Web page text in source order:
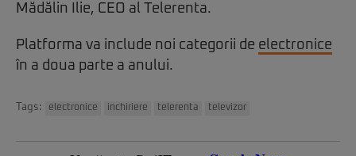
Mădălin Ilie, CEO al Telerenta.
Platforma va include noi categorii de electronice
în a doua parte a anului.
Tags: electronice inchiriere telerenta televizor